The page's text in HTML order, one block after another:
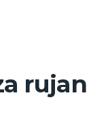
rujan